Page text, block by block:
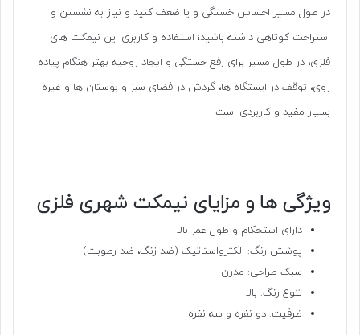
در طول مسیر احساس خستگی و یا ضعف کنید و نیاز به نشستن و
استراحت کوتاهی داشته باشید؛ استفاده و کاربری این نیمکت های
فلزی، در طول مسیر برای رفع خستگی و ایجاد روحیه بهتر هنگام پیاده
روی، توقف در ایستگاه ها، گردش در فضای سبز و بوستان ها و غیره
بسیار مفید و کاربردی است
ویژگی ها و مزایای نیمکت شهری فلزی
دارای استحکام و طول عمر بالا
پوشش رنگ: الکترواستاتیک (ضد زنگ، ضد رطوبت)
سبک طراحی: مدرن
تنوع رنگ: بالا
ظرفیت: دو نفره و سه نفره